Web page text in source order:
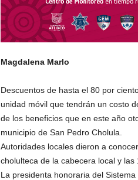
Magdalena Marlo
Descuentos de hasta el 80 por
unidad móvil que tendrán un costo
de los beneficios que en este año
municipio de San Pedro Cholula.
Autoridades locales dieron a
cholulteca de la cabecera local y las
La presidenta honoraria del